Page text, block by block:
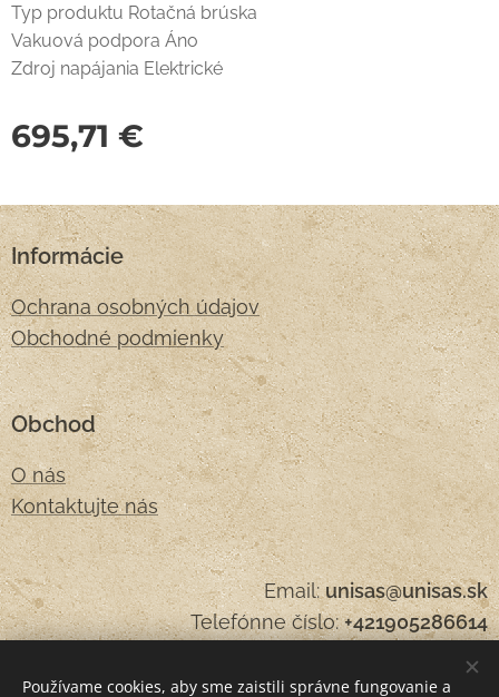
Typ produktu Rotačná brúska
Vakuová podpora Áno
Zdroj napájania Elektrické
695,71 €
Informácie
Ochrana osobných údajov
Obchodné podmienky
Obchod
O nás
Kontaktujte nás
Email:unisas@unisas.sk
Telefónne číslo:+421905286614
Používame cookies, aby sme zaistili správne fungovanie a